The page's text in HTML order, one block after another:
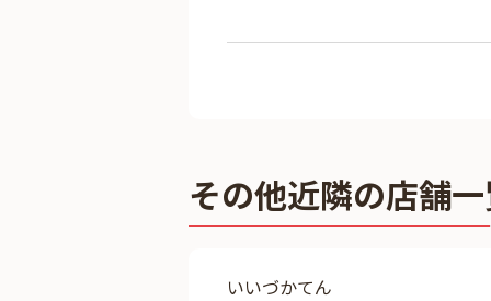
その他近隣の店舗
いいづかてん